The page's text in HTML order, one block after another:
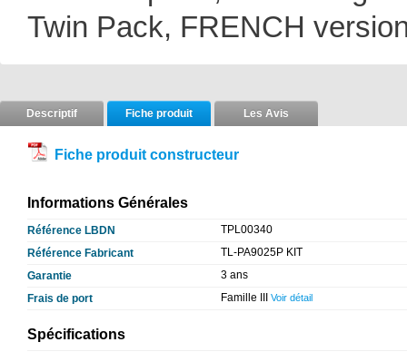
Twin Pack, FRENCH
Descriptif Fiche produit Les Avis
Fiche produit constructeur
Informations Générales
Référence LBDN
TPL00340
Référence Fabricant
TL-PA9025P KIT
Garantie
3 ans
Frais de port
Famille III Voir détail
Spécifications